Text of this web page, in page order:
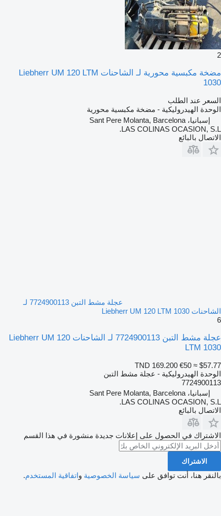
2
مضخة مكبسية محورية لـ الشاحنات Liebherr UM 120 LTM
1030
السعر عند الطلب
الوحدة الهيدروليكية - مضخة مكبسية محورية
إسبانيا، Sant Pere Molanta, Barcelona
LAS COLINAS OCASION, S.L.
الاتصال بالبائع
عجلة مشط التبن 7724900113 لـ
الشاحنات Liebherr UM 120 LTM 1030
6
عجلة مشط التبن 7724900113 لـ الشاحنات Liebherr UM 120
LTM 1030
TND 169.200 €50 ≈ $57.77
الوحدة الهيدروليكية - عجلة مشط التبن
7724900113
إسبانيا، Sant Pere Molanta, Barcelona
LAS COLINAS OCASION, S.L.
الاتصال بالبائع
الاشتراك في الحصول على إعلانات جديدة منشورة في هذا القسم
الاشتراك
بالنقر هنا، أنت توافق على سياسة الخصوصية واتفاقية المستخدم.